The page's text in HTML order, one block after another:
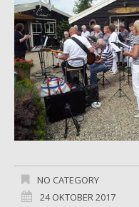
NO CATEGORY
24 OKTOBER 2017